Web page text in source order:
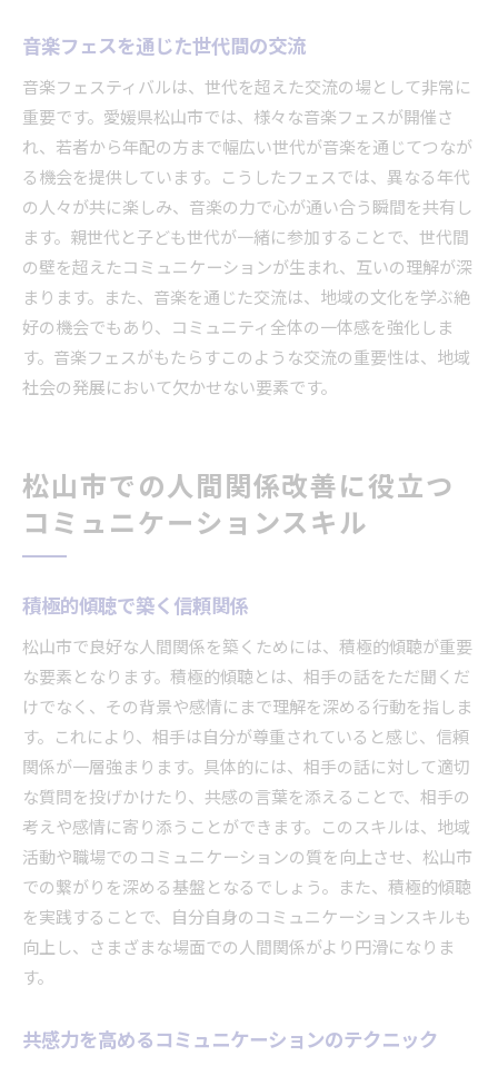
音楽フェスを通じた世代間の交流
音楽フェスティバルは、世代を超えた交流の場として非常に
重要です。愛媛県松山市では、様々な音楽フェスが開催さ
れ、若者から年配の方まで幅広い世代が音楽を通じてつなが
る機会を提供しています。こうしたフェスでは、異なる年代
の人々が共に楽しみ、音楽の力で心が通い合う瞬間を共有し
ます。親世代と子ども世代が一緒に参加することで、世代間
の壁を超えたコミュニケーションが生まれ、互いの理解が深
まります。また、音楽を通じた交流は、地域の文化を学ぶ絶
好の機会でもあり、コミュニティ全体の一体感を強化しま
す。音楽フェスがもたらすこのような交流の重要性は、地域
社会の発展において欠かせない要素です。
松山市での人間関係改善に役立つ
コミュニケーションスキル
積極的傾聴で築く信頼関係
松山市で良好な人間関係を築くためには、積極的傾聴が重要
な要素となります。積極的傾聴とは、相手の話をただ聞くだ
けでなく、その背景や感情にまで理解を深める行動を指しま
す。これにより、相手は自分が尊重されていると感じ、信頼
関係が一層強まります。具体的には、相手の話に対して適切
な質問を投げかけたり、共感の言葉を添えることで、相手の
考えや感情に寄り添うことができます。このスキルは、地域
活動や職場でのコミュニケーションの質を向上させ、松山市
での繋がりを深める基盤となるでしょう。また、積極的傾聴
を実践することで、自分自身のコミュニケーションスキルも
向上し、さまざまな場面での人間関係がより円滑になりま
す。
共感力を高めるコミュニケーションのテクニック